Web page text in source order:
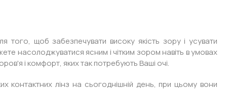
того, щоб забезпечувати високу якість зору і усувати
насолоджуватися ясним і чітким зором навіть в умовах
і комфорт, яких так потребують Ваші очі.
контактних лінз на сьогоднішній день, при цьому вони